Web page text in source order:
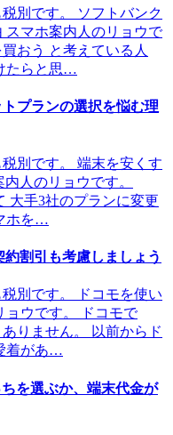
別です。 ソフトバンク
スマホ案内人のリョウで
おう と考えている人
たらと思…
プランの選択を悩む理
別です。 端末を安くす
人のリョウです。
大手3社のプランに変更
ホを…
割引も考慮しましょう
別です。 ドコモを使い
ョウです。 ドコモで
りません。 以前からド
着があ…
を選ぶか、端末代金が